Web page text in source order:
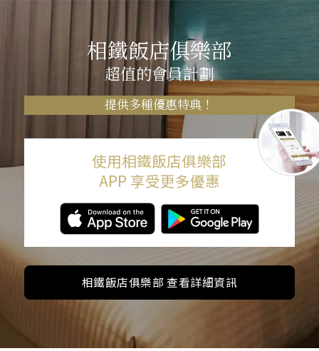
相鐵飯店俱樂部
超值的會員計劃
提供多種優惠特典！
使用相鐵飯店俱樂部
APP 享受更多優惠
相鐵飯店俱樂部 查看詳細資訊